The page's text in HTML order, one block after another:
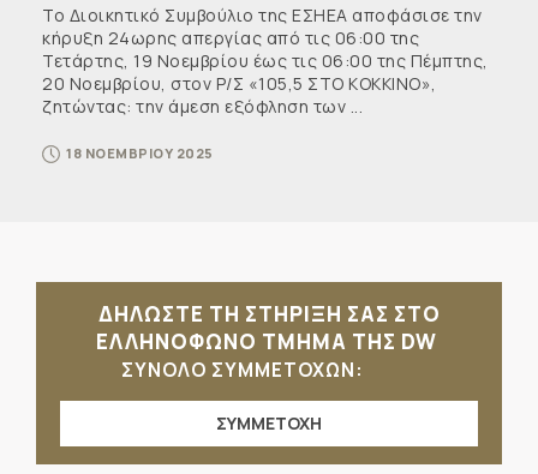
Το Διοικητικό Συμβούλιο της ΕΣΗΕΑ αποφάσισε την
κήρυξη 24ωρης απεργίας από τις 06:00 της
Τετάρτης, 19 Νοεμβρίου έως τις 06:00 της Πέμπτης,
20 Νοεμβρίου, στον Ρ/Σ «105,5 ΣΤΟ ΚΟΚΚΙΝΟ»,
ζητώντας: την άμεση εξόφληση των ...
18 ΝΟΕΜΒΡΙΟΥ 2025
ΔΗΛΩΣΤΕ ΤΗ ΣΤΗΡΙΞΗ ΣΑΣ ΣΤΟ
ΕΛΛΗΝΟΦΩΝΟ ΤΜΗΜΑ ΤΗΣ DW
ΣΥΝΟΛΟ ΣΥΜΜΕΤΟΧΩΝ:
ΣΥΜΜΕΤΟΧΗ